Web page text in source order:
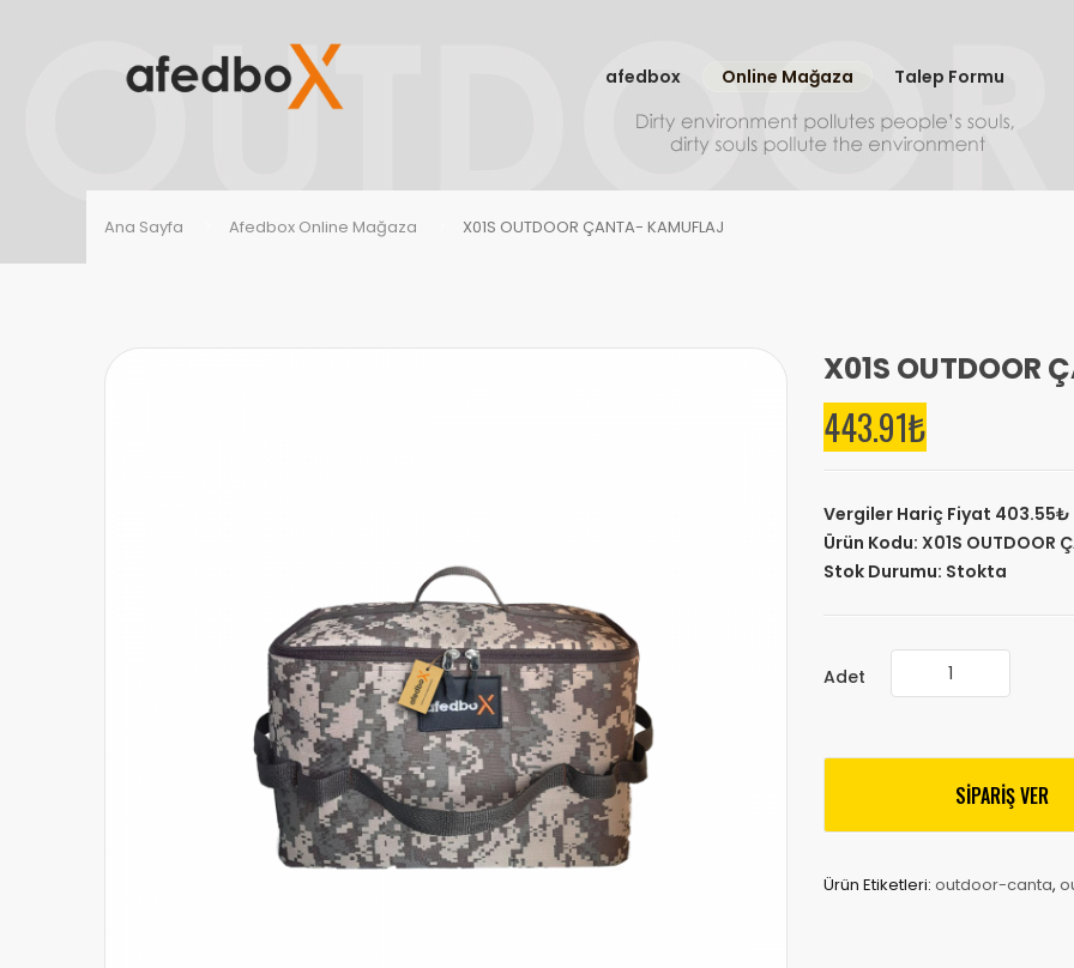
afedbox Online Mağaza Talep Formu
Ana Sayfa Afedbox Online Mağaza X01S OUTDOOR ÇANTA- KAMUFLAJ
X01S OUTDOOR
443.91₺
Vergiler Hariç Fiyat 403.55₺
Ürün Kodu: X01S OUTDOOR
Stok Durumu: Stokta
Adet
SİPARİŞ VER
Ürün Etiketleri: outdoor-canta,